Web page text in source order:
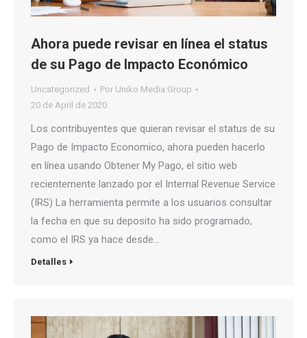
Ahora puede revisar en línea el status
de su Pago de Impacto Económico
Uncategorized Por Uniko Media Group
20 de April de 2020
Los contribuyentes que quieran revisar el status de su
Pago de Impacto Economico, ahora pueden hacerlo
en línea usando Obtener My Pago, el sitio web
recientemente lanzado por el Internal Revenue Service
(IRS) La herramienta permite a los usuarios consultar
la fecha en que su deposito ha sido programado,
como el IRS ya hace desde…
Detalles